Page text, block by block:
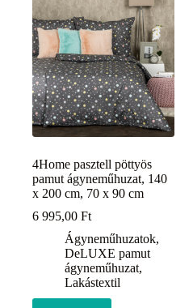
4Home pasztell pöttyös
pamut ágyneműhuzat, 140
x 200 cm, 70 x 90 cm
6 995,00 Ft
Ágyneműhuzatok,
DeLUXE pamut
ágyneműhuzat,
Lakástextil